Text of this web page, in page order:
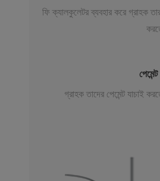
ফি ক্যালকুলেটর ব্যবহার করে গ্রাহক
গ্রাহক তাদের পেমেন্ট যাচাই